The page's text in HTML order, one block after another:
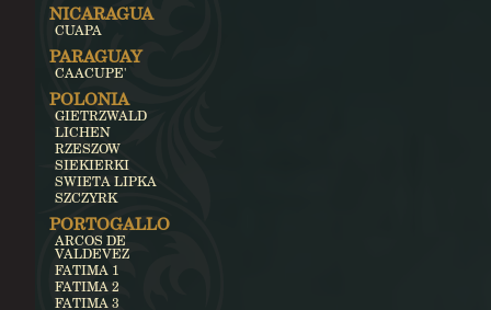
NICARAGUA
CUAPA
PARAGUAY
CAACUPE'
POLONIA
GIETRZWALD
LICHEN
RZESZOW
SIEKIERKI
SWIETA LIPKA
SZCZYRK
PORTOGALLO
ARCOS DE
VALDEVEZ
FATIMA 1
FATIMA 2
FATIMA 3